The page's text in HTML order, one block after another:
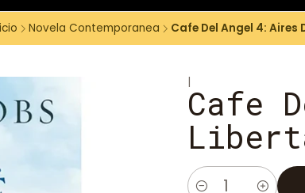
Novela Contemporanea Cafe Del Angel 4: Aires
|
Cafe